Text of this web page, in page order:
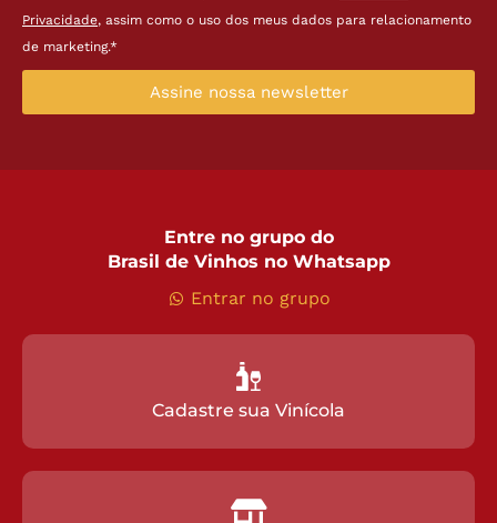
Privacidade, assim como o uso dos meus dados para relacionamento
de marketing.*
Assine nossa newsletter
Entre no grupo do
Brasil de Vinhos no Whatsapp
Entrar no grupo
Cadastre sua Vinícola